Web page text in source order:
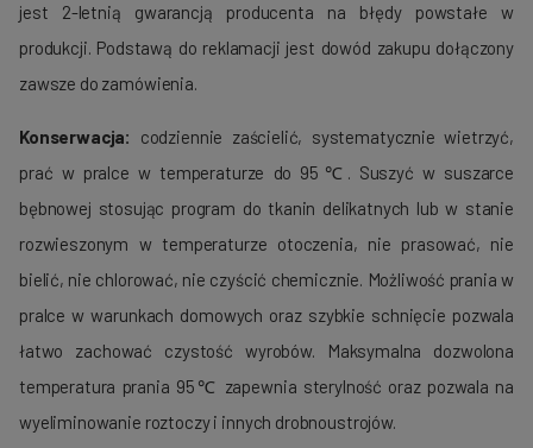
jest 2-letnią gwarancją producenta na błędy powstałe w
produkcji. Podstawą do reklamacji jest dowód zakupu dołączony
zawsze do zamówienia.
Konserwacja: codziennie zaścielić, systematycznie wietrzyć,
prać w pralce w temperaturze do 95℃. Suszyć w suszarce
bębnowej stosując program do tkanin delikatnych lub w stanie
rozwieszonym w temperaturze otoczenia, nie prasować, nie
bielić, nie chlorować, nie czyścić chemicznie. Możliwość prania w
pralce w warunkach domowych oraz szybkie schnięcie pozwala
łatwo zachować czystość wyrobów. Maksymalna dozwolona
temperatura prania 95℃ zapewnia sterylność oraz pozwala na
wyeliminowanie roztoczy i innych drobnoustrojów.